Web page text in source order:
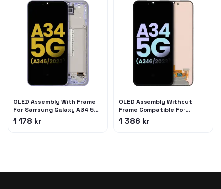
OLED Assembly With Frame
For Samsung Galaxy A34 5G
(A346 / 2023) (Refurbished)
(Violet)
1 178 kr
OLED Assembly Without
Frame Compatible For
Samsung Galaxy A34 5G
(A346 / 2023) (Service Pack)
1 386 kr